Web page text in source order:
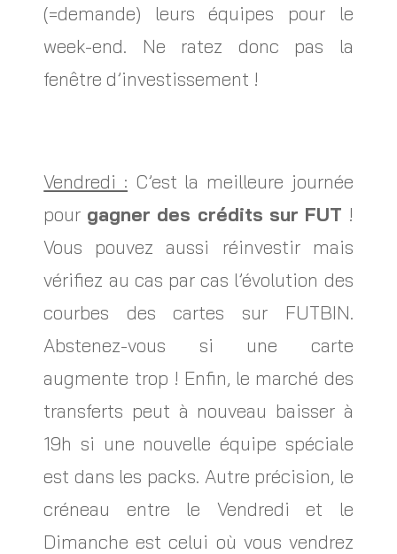
(=demande) leurs équipes pour le
week-end. Ne ratez donc pas la
fenêtre d’investissement !
Vendredi : C’est la meilleure journée
pour gagner des crédits sur FUT !
Vous pouvez aussi réinvestir mais
vérifiez au cas par cas l’évolution des
courbes des cartes sur FUTBIN.
Abstenez-vous si une carte
augmente trop ! Enfin, le marché des
transferts peut à nouveau baisser à
19h si une nouvelle équipe spéciale
est dans les packs. Autre précision, le
créneau entre le Vendredi et le
Dimanche est celui où vous vendrez